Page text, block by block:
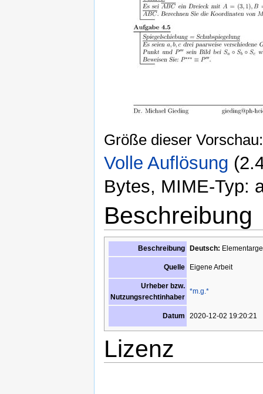
Größe dieser
Volle Auflösung
Bytes, MIME-Typ:
Beschreibung
Beschreibung Deutsch:
Quelle Eigene Arbeit
Urheber bzw.
Nutzungsrechtinhaber
*m.g.*
Datum 2020-12-02 19:20:21
Lizenz